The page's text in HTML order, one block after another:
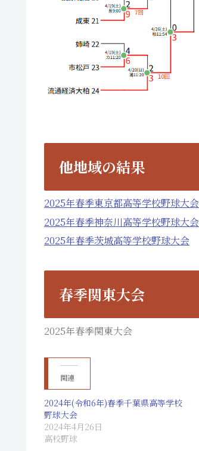
他地域の結果
2025年春季東京都高等学校野球大会
2025年春季神奈川高等学校野球大会
2025年春季茨城高等学校野球大会
春季関東大会
2025年春季関東大会
関連
2024年(令和6年)春季千葉県高等学校
野球大会
2024年4月26日
高校野球